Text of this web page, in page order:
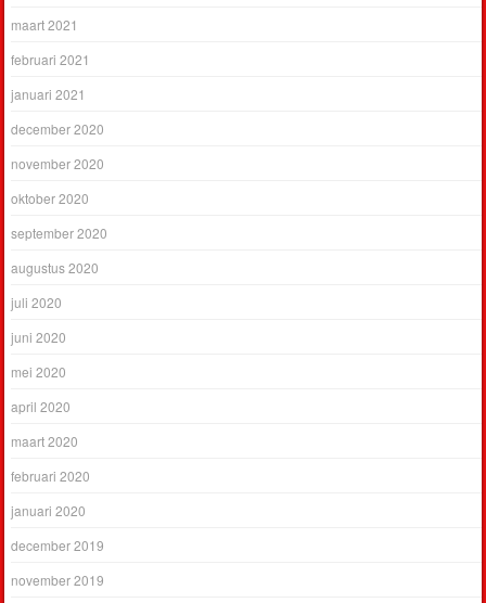
maart 2021
februari 2021
januari 2021
december 2020
november 2020
oktober 2020
september 2020
augustus 2020
juli 2020
juni 2020
mei 2020
april 2020
maart 2020
februari 2020
januari 2020
december 2019
november 2019